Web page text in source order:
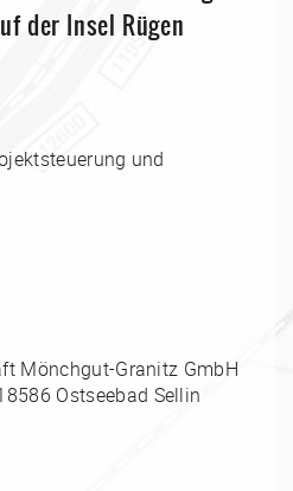
der Insel Rügen
und
Mönchgut-Granitz GmbH
Ostseebad Sellin